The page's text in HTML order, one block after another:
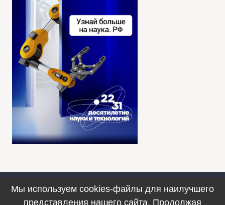
Противодействие коррупции
Мы используем cookies-файлы для наилучшего
представления нашего сайта. Продолжая